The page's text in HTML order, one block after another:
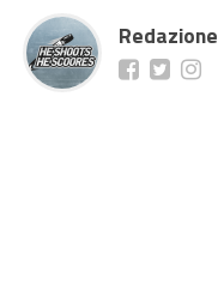
Redazione